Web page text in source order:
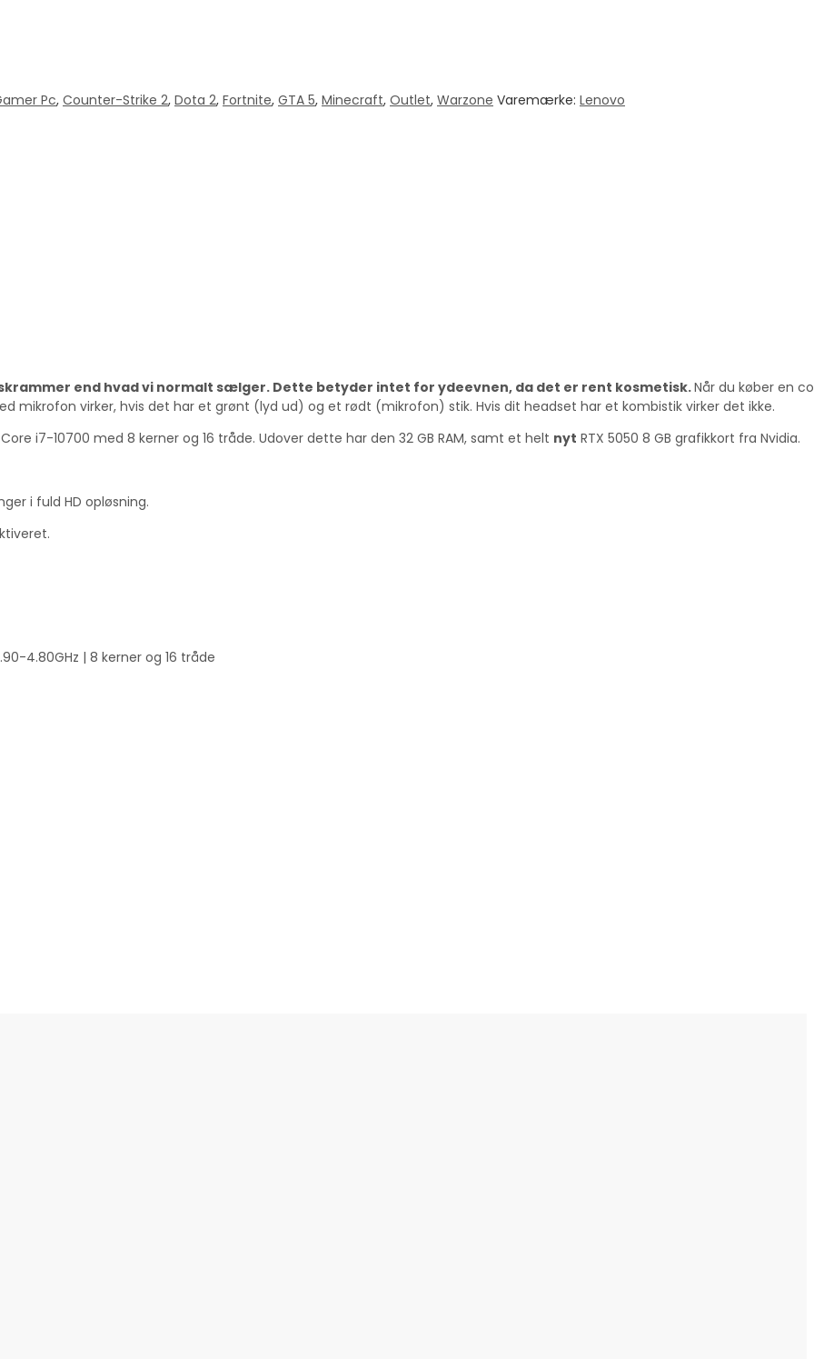
Pc, Counter-Strike 2, Dota 2, Fortnite, GTA 5, Minecraft, Outlet, Warzone Varemærke: Lenovo
end hvad vi normalt sælger. Dette betyder intet for ydeevnen, da det er rent kosmetisk.Når du køber en
mikrofon virker, hvis det har et grønt (lyd ud) og et rødt (mikrofon) stik. Hvis dit headset har et kombistik virker det ikke.
i7-10700 med 8 kerner og 16 tråde. Udover dette har den 32 GB RAM, samt et helt nyt RTX 5050 8 GB grafikkort fra Nvidia.
i fuld HD opløsning.
4.80GHz | 8 kerner og 16 tråde